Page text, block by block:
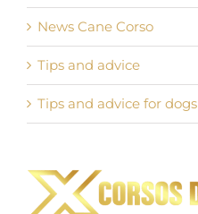
News Cane Corso
Tips and advice
Tips and advice for dogs